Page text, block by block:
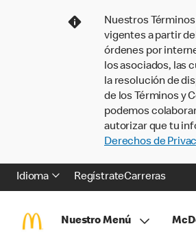
Nuestros
vigentes a partir
órdenes por
los asociados, las
la resolución de
de los Términos y
podemos
autorizar que tu
Derechos de
Idioma RegístrateCarreras
Nuestro Menú